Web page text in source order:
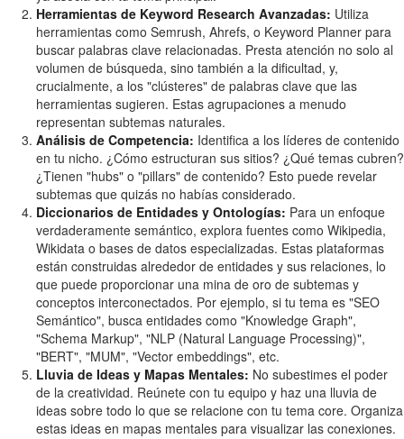
Herramientas de Keyword Research Avanzadas: Utiliza
herramientas como Semrush, Ahrefs, o Keyword Planner para
buscar palabras clave relacionadas. Presta atención no solo al
volumen de búsqueda, sino también a la dificultad, y,
crucialmente, a los "clústeres" de palabras clave que las
herramientas sugieren. Estas agrupaciones a menudo
representan subtemas naturales.
Análisis de Competencia: Identifica a los líderes de contenido
en tu nicho. ¿Cómo estructuran sus sitios? ¿Qué temas cubren?
¿Tienen "hubs" o "pillars" de contenido? Esto puede revelar
subtemas que quizás no habías considerado.
Diccionarios de Entidades y Ontologías: Para un enfoque
verdaderamente semántico, explora fuentes como Wikipedia,
Wikidata o bases de datos especializadas. Estas plataformas
están construidas alrededor de entidades y sus relaciones, lo
que puede proporcionar una mina de oro de subtemas y
conceptos interconectados. Por ejemplo, si tu tema es "SEO
Semántico", busca entidades como "Knowledge Graph",
"Schema Markup", "NLP (Natural Language Processing)",
"BERT", "MUM", "Vector embeddings", etc.
Lluvia de Ideas y Mapas Mentales: No subestimes el poder
de la creatividad. Reúnete con tu equipo y haz una lluvia de
ideas sobre todo lo que se relacione con tu tema core. Organiza
estas ideas en mapas mentales para visualizar las conexiones.